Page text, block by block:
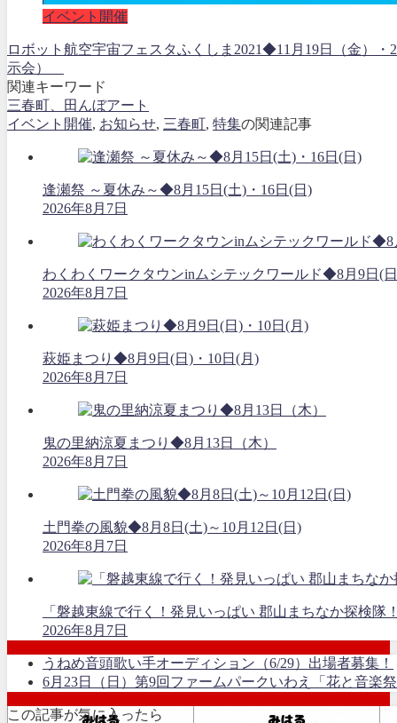
イベント開催
ロボット航空宇宙フェスタふくしま2021◆11月19日（金）
示会）
関連キーワード
三春町、田んぼアート
イベント開催, お知らせ, 三春町, 特集の関連記事
逢瀬祭 ～夏休み～◆8月15日(土)・16日(日)
2026年8月7日
わくわくワークタウンinムシテックワールド◆8月9日(
2026年8月7日
萩姫まつり◆8月9日(日)・10日(月)
2026年8月7日
鬼の里納涼夏まつり◆8月13日（木）
2026年8月7日
土門拳の風貌◆8月8日(土)～10月12日(日)
2026年8月7日
「磐越東線で行く！発見いっぱい 郡山まちなか探検隊
2026年8月7日
うねめ音頭歌い手オーディション（6/29）出場者募集！
6月23日（日）第9回ファームパークいわえ「花と音楽
この記事が気に入ったら